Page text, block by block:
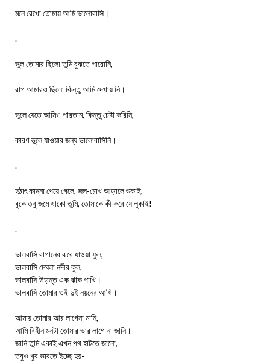
মনে রেখো তোমায় আমি ভালোবাসি।
.
ভুল তোমার ছিলো তুমি বুঝতে পারোনি,
রাগ আমারও ছিলো কিন্তু আমি দেখায় নি।
ভুলে যেতে আমিও পারতাম, কিন্তু চেষ্টা করিনি,
কারণ ভুলে যাওয়ার জন্য ভালোবাসিনি।
.
হঠাৎ কান্না পেয়ে গেলে, জল-চোখ আড়ালে শুকাই,
বুকে তবু জমে থাকো তুমি, তোমাকে কী করে যে লুকাই!
.
ভালবাসি বাগানের ঝরে যাওয়া ফুল,
ভালবাসি মেঘলা নদীর কুল,
ভালবাসি উড়ন্ত এক ঝাক পাখি।
ভালবাসি তোমার ওই দুই নয়নের আখি।
আমায় তোমার আর লাগেনা মানি,
আমি বিহীন মনটা তোমার ভার লাগে না জানি।
জানি তুমি একাই এখন পথ হাটতে জানো,
তবুও খুব ভাবতে ইচ্ছে হয়-